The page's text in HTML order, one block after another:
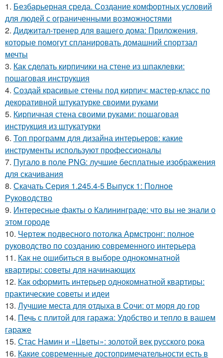
1. Безбарьерная среда. Создание комфортных условий
для людей с ограниченными возможностями
2. Диджитал-тренер для вашего дома: Приложения,
которые помогут спланировать домашний спортзал
мечты
3. Как сделать кирпичики на стене из шпаклевки:
пошаговая инструкция
4. Создай красивые стены под кирпич: мастер-класс по
декоративной штукатурке своими руками
5. Кирпичная стена своими руками: пошаговая
инструкция из штукатурки
6. Топ программ для дизайна интерьеров: какие
инструменты используют профессионалы
7. Пугало в поле PNG: лучшие бесплатные изображения
для скачивания
8. Скачать Серия 1.245.4-5 Выпуск 1: Полное
Руководство
9. Интересные факты о Калининграде: что вы не знали о
этом городе
10. Чертеж подвесного потолка Армстронг: полное
руководство по созданию современного интерьера
11. Как не ошибиться в выборе однокомнатной
квартиры: советы для начинающих
12. Как оформить интерьер однокомнатной квартиры:
практические советы и идеи
13. Лучшие места для отдыха в Сочи: от моря до гор
14. Печь с плитой для гаража: Удобство и тепло в вашем
гараже
15. Стас Намин и «Цветы»: золотой век русского рока
16. Какие современные достопримечательности есть в